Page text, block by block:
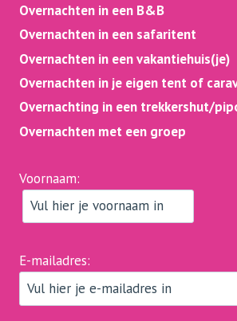
Overnachten in een B&B
Overnachten in een safaritent
Overnachten in een vakantiehuis(je)
Overnachten in je eigen tent of
Overnachting in een trekkershut/
Overnachten met een groep
Voornaam:
E-mailadres: